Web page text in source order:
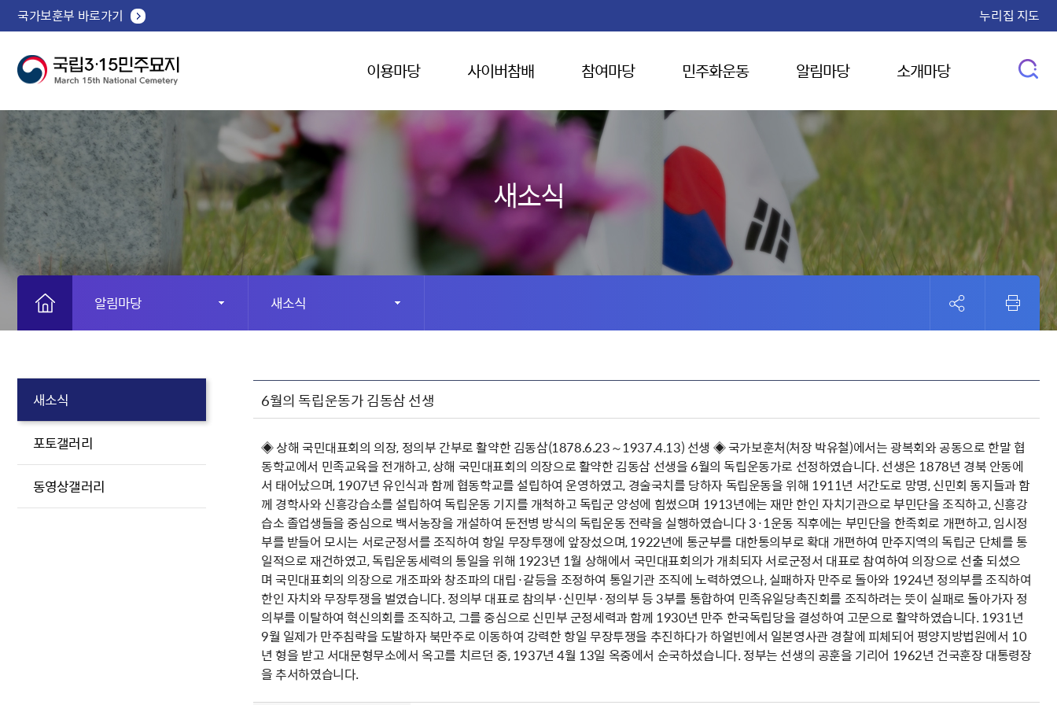
국가보훈부 바로가기 누리집 지도
이용마당 사이버참배 참여마당 민주화운동 알림마당 소개마당
새소식
알림마당 새소식
새소식
포토갤러리
동영상갤러리
6월의 독립운동가 김동삼 선생
◈ 상해 국민대표회의 의장, 정의부 간부로 활약한 김동삼(1878.6.23～1937.4.13) 선생 ◈ 국가보훈처(처장 박유철)에서는 광복회와 공동으로 한말 협
동학교에서 민족교육을 전개하고, 상해 국민대표회의 의장으로 활약한 김동삼 선생을 6월의 독립운동가로 선정하였습니다. 선생은 1878년 경북 안동에
서 태어났으며, 1907년 유인식과 함께 협동학교를 설립하여 운영하였고, 경술국치를 당하자 독립운동을 위해 1911년 서간도로 망명, 신민회 동지들과 함
께 경학사와 신흥강습소를 설립하여 독립운동 기지를 개척하고 독립군 양성에 힘썼으며 1913년에는 재만 한인 자치기관으로 부민단을 조직하고, 신흥강
습소 졸업생들을 중심으로 백서농장을 개설하여 둔전병 방식의 독립운동 전략을 실행하였습니다 3·1운동 직후에는 부민단을 한족회로 개편하고, 임시정
부를 받들어 모시는 서로군정서를 조직하여 항일 무장투쟁에 앞장섰으며, 1922년에 통군부를 대한통의부로 확대 개편하여 만주지역의 독립군 단체를 통
일적으로 재건하였고, 독립운동세력의 통일을 위해 1923년 1월 상해에서 국민대표회의가 개최되자 서로군정서 대표로 참여하여 의장으로 선출 되셨으
며 국민대표회의 의장으로 개조파와 창조파의 대립·갈등을 조정하여 통일기관 조직에 노력하였으나, 실패하자 만주로 돌아와 1924년 정의부를 조직하여
한인 자치와 무장투쟁을 벌였습니다. 정의부 대표로 참의부·신민부·정의부 등 3부를 통합하여 민족유일당촉진회를 조직하려는 뜻이 실패로 돌아가자 정
의부를 이탈하여 혁신의회를 조직하고, 그를 중심으로 신민부 군정세력과 함께 1930년 만주 한국독립당을 결성하여 고문으로 활약하였습니다. 1931년
9월 일제가 만주침략을 도발하자 북만주로 이동하여 강력한 항일 무장투쟁을 추진하다가 하얼빈에서 일본영사관 경찰에 피체되어 평양지방법원에서 10
년 형을 받고 서대문형무소에서 옥고를 치르던 중, 1937년 4월 13일 옥중에서 순국하셨습니다. 정부는 선생의 공훈을 기리어 1962년 건국훈장 대통령장
을 추서하였습니다.